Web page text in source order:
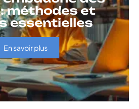
méthodes et
essentielles
En savoir plus